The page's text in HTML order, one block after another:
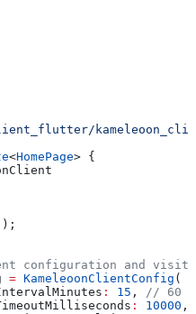
<HomePage> {
configuration and
= KameleoonClientConfig (
: 15 ,
// 60
: 10000